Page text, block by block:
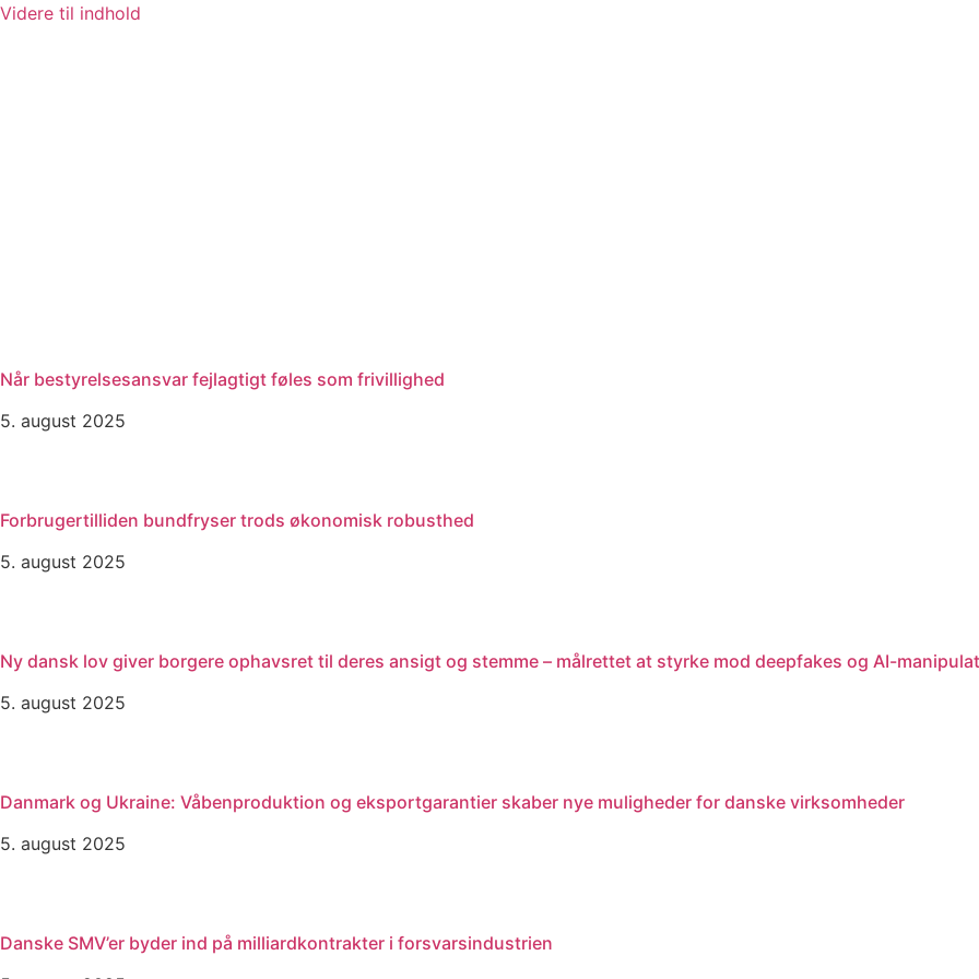
Videre til indhold
Når bestyrelsesansvar fejlagtigt føles som frivillighed
5. august 2025
Forbrugertilliden bundfryser trods økonomisk robusthed
5. august 2025
Ny dansk lov giver borgere ophavsret til deres ansigt og stemme – målrettet at styrke mod deepfakes og AI-
5. august 2025
Danmark og Ukraine: Våbenproduktion og eksportgarantier skaber nye muligheder for danske virksomheder
5. august 2025
Danske SMV’er byder ind på milliardkontrakter i forsvarsindustrien